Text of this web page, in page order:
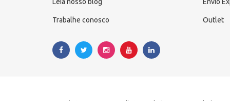
Leia nosso blog
Trabalhe conosco
Envio
Outlet